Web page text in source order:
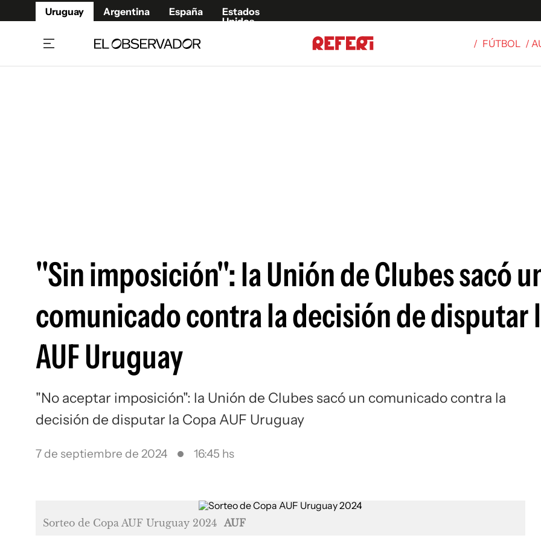
Uruguay Argentina España
Estados
Unidos
/ FÚTBOL /
"Sin imposición": la Unión de Clubes sacó
comunicado contra la decisión de disputar
AUF Uruguay
"No aceptar imposición": la Unión de Clubes sacó un comunicado contra la
decisión de disputar la Copa AUF Uruguay
7 de septiembre de 2024 16:45 hs
Sorteo de Copa AUF Uruguay 2024 AUF